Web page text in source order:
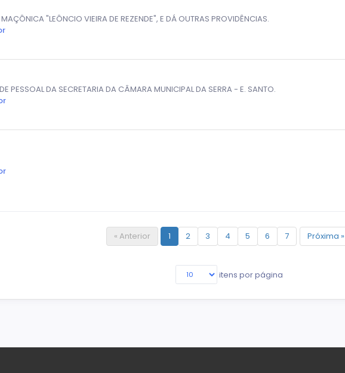
"LEÔNCIO VIEIRA DE REZENDE", E DÁ OUTRAS PROVIDÊNCIAS.
PESSOAL DA SECRETARIA DA CÂMARA MUNICIPAL DA SERRA - E. SANTO.
« Anterior 1 2 3 4 5 6 7 Próxima »
itens por página